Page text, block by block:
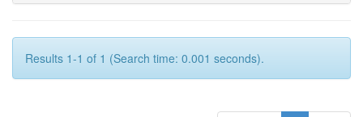
Results 1-1 of 1 (Search time: 0.001 seconds).